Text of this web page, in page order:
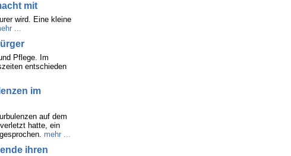
mit
wird. Eine kleine
...
Pflege. Im
entschieden
im
auf dem
hatte, ein
mehr ...
ihren